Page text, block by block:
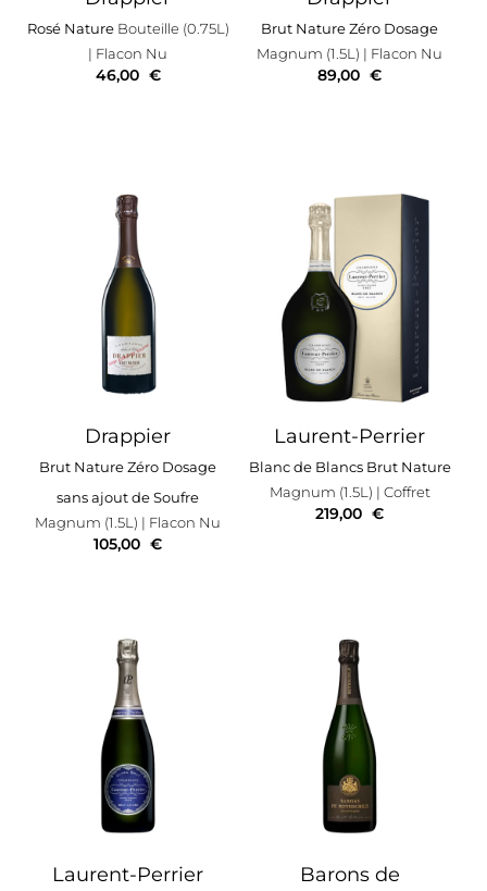
Rosé Nature Bouteille (0.75L)
| Flacon Nu
46,00 €
Brut Nature Zéro Dosage
Magnum (1.5L) | Flacon Nu
89,00 €
Drappier
Brut Nature Zéro Dosage
sans ajout de Soufre
Magnum (1.5L) | Flacon Nu
105,00 €
Laurent-Perrier
Blanc de Blancs Brut Nature
Magnum (1.5L) | Coffret
219,00 €
Laurent-Perrier
Barons de